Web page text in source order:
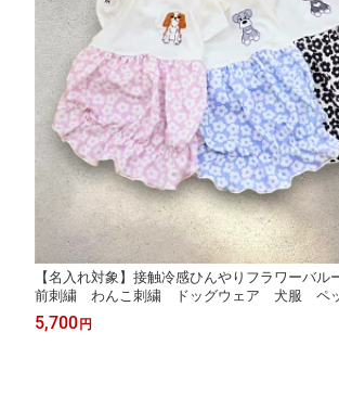
【名入れ対象】接触冷感ひんやりフラワーバ
前刺繍 わんこ刺繍 ドッグウェア 犬服
ラック スカイブルー WAN LIFE wan life
柄 フレンチ袖 暑い夏に【国内生産】【TV番
5,700円